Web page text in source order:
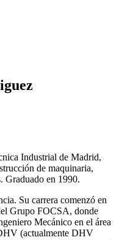
Industrial de Madrid,
de maquinaria,
Graduado en 1990.
Su carrera comenzó en
Grupo FOCSA, donde
Mecánico en el área
(actualmente DHV